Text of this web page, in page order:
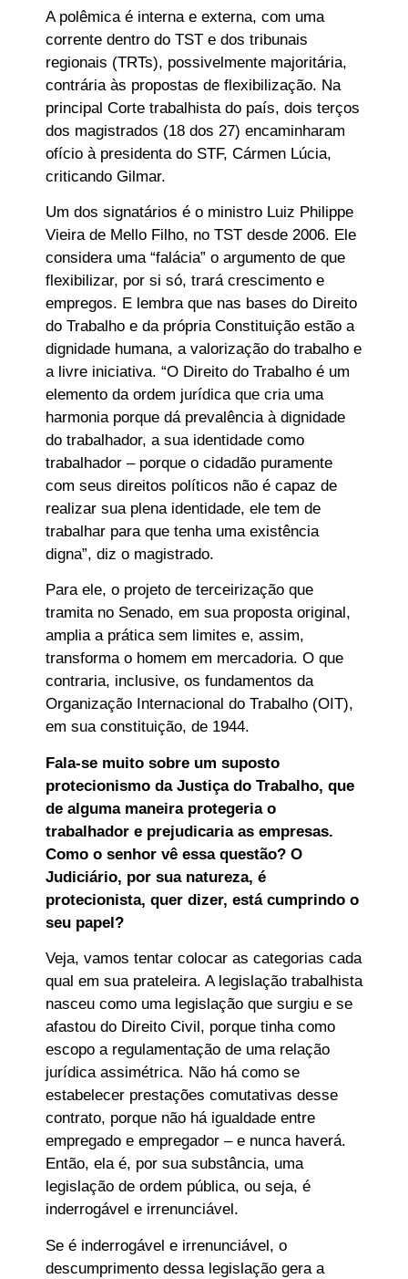
A polêmica é interna e externa, com uma
corrente dentro do TST e dos tribunais
regionais (TRTs), possivelmente majoritária,
contrária às propostas de flexibilização. Na
principal Corte trabalhista do país, dois terços
dos magistrados (18 dos 27) encaminharam
ofício à presidenta do STF, Cármen Lúcia,
criticando Gilmar.
Um dos signatários é o ministro Luiz Philippe
Vieira de Mello Filho, no TST desde 2006. Ele
considera uma “falácia” o argumento de que
flexibilizar, por si só, trará crescimento e
empregos. E lembra que nas bases do Direito
do Trabalho e da própria Constituição estão a
dignidade humana, a valorização do trabalho e
a livre iniciativa. “O Direito do Trabalho é um
elemento da ordem jurídica que cria uma
harmonia porque dá prevalência à dignidade
do trabalhador, a sua identidade como
trabalhador – porque o cidadão puramente
com seus direitos políticos não é capaz de
realizar sua plena identidade, ele tem de
trabalhar para que tenha uma existência
digna”, diz o magistrado.
Para ele, o projeto de terceirização que
tramita no Senado, em sua proposta original,
amplia a prática sem limites e, assim,
transforma o homem em mercadoria. O que
contraria, inclusive, os fundamentos da
Organização Internacional do Trabalho (OIT),
em sua constituição, de 1944.
Fala-se muito sobre um suposto
protecionismo da Justiça do Trabalho, que
de alguma maneira protegeria o
trabalhador e prejudicaria as empresas.
Como o senhor vê essa questão? O
Judiciário, por sua natureza, é
protecionista, quer dizer, está cumprindo o
seu papel?
Veja, vamos tentar colocar as categorias cada
qual em sua prateleira. A legislação trabalhista
nasceu como uma legislação que surgiu e se
afastou do Direito Civil, porque tinha como
escopo a regulamentação de uma relação
jurídica assimétrica. Não há como se
estabelecer prestações comutativas desse
contrato, porque não há igualdade entre
empregado e empregador – e nunca haverá.
Então, ela é, por sua substância, uma
legislação de ordem pública, ou seja, é
inderrogável e irrenunciável.
Se é inderrogável e irrenunciável, o
descumprimento dessa legislação gera a